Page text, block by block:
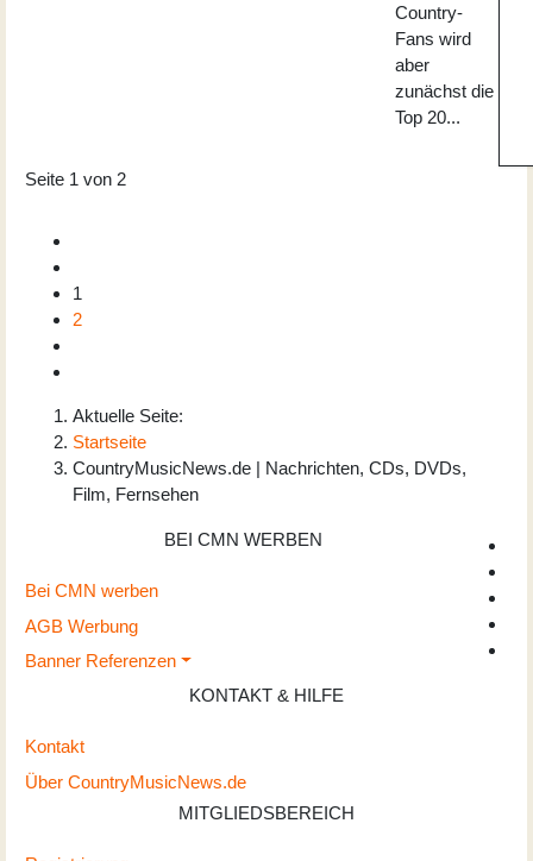
Country-
Fans wird
aber
zunächst die
Top 20...
Seite 1 von 2
1
2
Aktuelle Seite:
Startseite
CountryMusicNews.de | Nachrichten, CDs, DVDs,
Film, Fernsehen
BEI CMN WERBEN
Bei CMN werben
AGB Werbung
Banner Referenzen
KONTAKT & HILFE
Kontakt
Über CountryMusicNews.de
MITGLIEDSBEREICH